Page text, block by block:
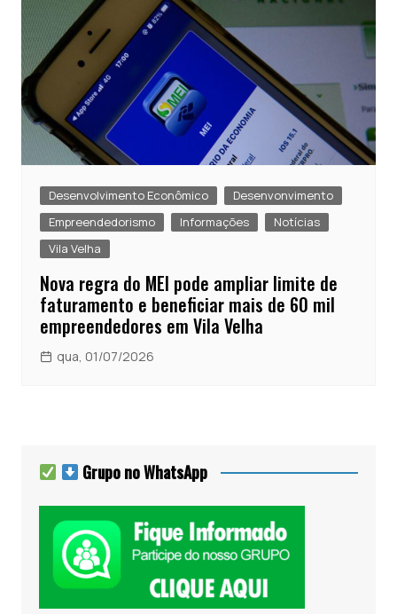
Desenvolvimento Econômico
Desenvonvimento
Empreendedorismo
Informações
Notícias
Vila Velha
Nova regra do MEI pode ampliar limite de
faturamento e beneficiar mais de 60 mil
empreendedores em Vila Velha
qua, 01/07/2026
Grupo no WhatsApp